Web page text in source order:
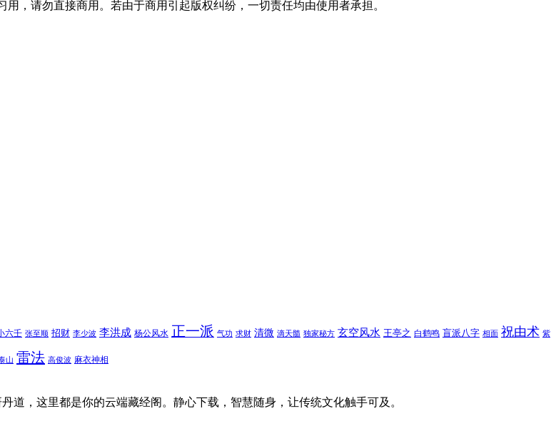
，请勿直接商用。若由于商用引起版权纠纷，一切责任均由使用者承担。
六壬 张至顺 招财 李少波 李洪成 杨公风水 正一派 气功 求财 清微 滴天髓 独家秘方 玄空风水 王亭之 白鹤鸣 盲派八字 相面 祝由术 紫
山 雷法 高俊波 麻衣神相
，这里都是你的云端藏经阁。静心下载，智慧随身，让传统文化触手可及。